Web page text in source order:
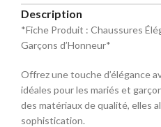
Sélectionnez la
40
Description
*Fiche Produit : Chaussures
Garçons d’Honneur*
Offrez une touche d’élégance
idéales pour les mariés et
des matériaux de qualité, elles
sophistication.